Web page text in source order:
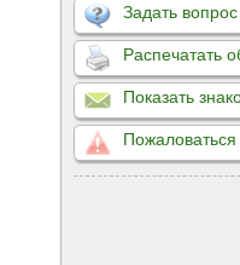
Задать
Распечатать
Показать